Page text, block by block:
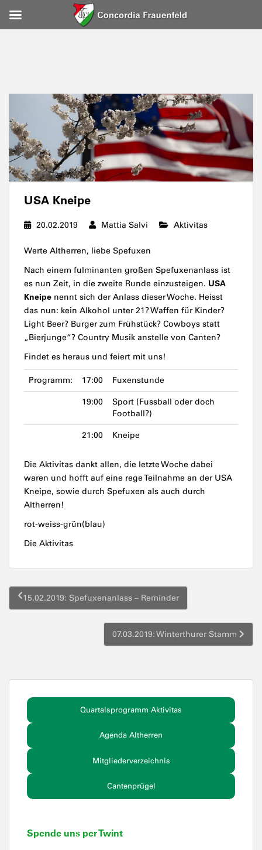
USA Kneipe
20.02.2019 Mattia Salvi Aktivitas
Werte Altherren, liebe Spefuxen
Nach einem fulminanten großen Spefuxenanlass ist
es nun Zeit, in die zweite Runde einzusteigen. USA
Kneipe nennt sich der Anlass dieser Woche. Heisst
das nun: kein Alkohol unter 21? Waffen für Kinder?
Light Beer? Burger zum Frühstück? Cowboys statt
„Bierjunge“? Country Musik anstelle von Canten?
Findet es heraus und feiert mit uns!
Programm: 17:00 Fuxenstunde
19:00
Sport (Fussball oder doch
Football?)
21:00 Kneipe
Die Aktivitas dankt allen, die letzte Woche dabei
waren und hofft auf eine rege Teilnahme an der USA
Kneipe, sowie durch Spefuxen als auch durch
Altherren!
rot-weiss-grün(blau)
Die Aktivitas
Beitragsnavigation
15.02.2019: Spefuxenanlass – Reminder
07.03.2019: Winterthurer Stamm
Quartalsprogramm Aktivitas
Agenda Altherren
Mitgliederverzeichnis
Cantenprügel
Spende uns per Twint